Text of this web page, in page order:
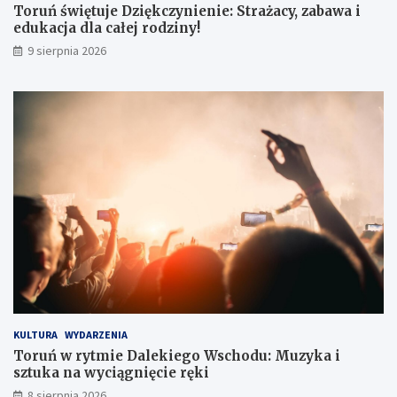
i
e
n
i
:
a
b
a
w
a
i
e
s
c
h
o
u
k
u
k
a
n
a
w
Toruń świętuje Dziękczynienie: Strażacy, zabawa i
edukacja dla całej rodziny!
9 sierpnia 2026
KULTURA WYDARZENIA
Toruń w rytmie Dalekiego Wschodu: Muzyka i
sztuka na wyciągnięcie ręki